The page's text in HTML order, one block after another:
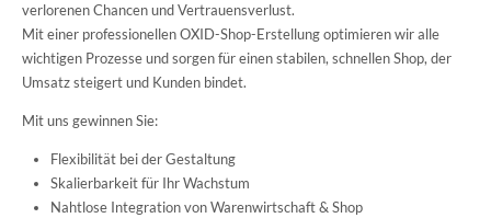
verlorenen Chancen und Vertrauensverlust.
Mit einer professionellen OXID-Shop-Erstellung optimieren wir alle
wichtigen Prozesse und sorgen für einen stabilen, schnellen Shop, der
Umsatz steigert und Kunden bindet.
Mit uns gewinnen Sie:
Flexibilität bei der Gestaltung
Skalierbarkeit für Ihr Wachstum
Nahtlose Integration von Warenwirtschaft & Shop